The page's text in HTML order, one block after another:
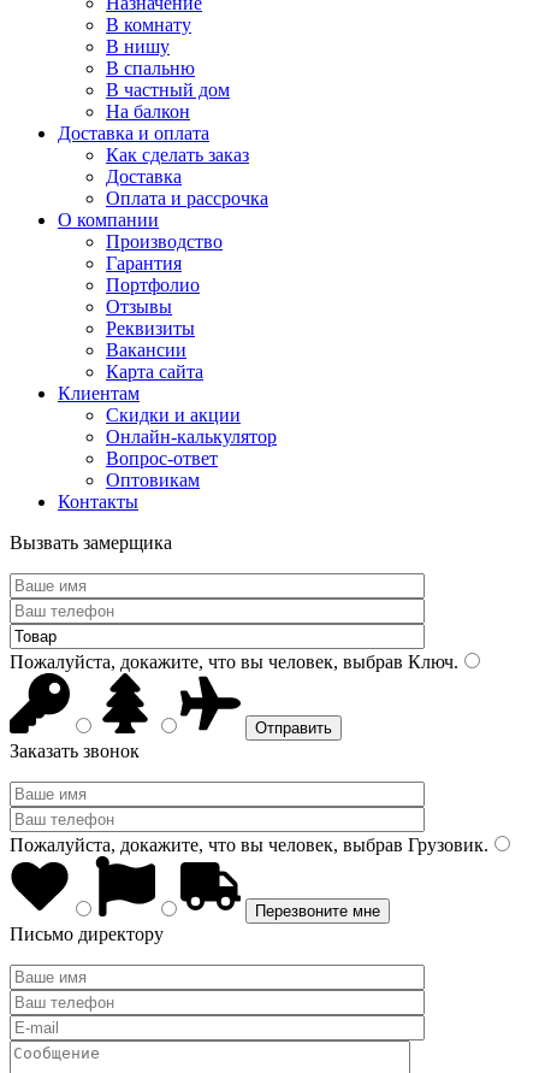
В комнату
В нишу
В спальню
В частный дом
На балкон
Доставка и оплата
Как сделать заказ
Доставка
Оплата и рассрочка
О компании
Производство
Гарантия
Портфолио
Отзывы
Реквизиты
Вакансии
Карта сайта
Клиентам
Скидки и акции
Онлайн-калькулятор
Вопрос-ответ
Оптовикам
Контакты
Вызвать замерщика
Пожалуйста, докажите, что вы человек, выбрав Ключ.
Заказать звонок
Пожалуйста, докажите, что вы человек, выбрав Грузовик.
Письмо директору